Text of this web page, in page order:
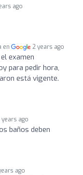
ago
en 2 years ago
examen
para pedir hora,
está vigente.
years ago
baños deben
ago